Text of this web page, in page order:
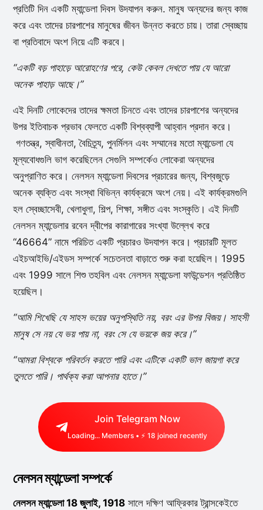
প্রতিটি দিন একটি ম্যান্ডেলা দিবস উদযাপন করুন. মানুষ অন্যদের জন্য কাজ
করে এবং তাদের চারপাশের মানুষের জীবন উন্নত করতে চায়। তারা স্বেচ্ছায়
বা প্রতিবাদে অংশ নিয়ে এটি করবে।
“একটি বড় পাহাড়ে আরোহণের পরে, কেউ কেবল দেখতে পায় যে আরো
অনেক পাহাড় আছে।”
এই দিনটি লোকেদের তাদের ক্ষমতা চিনতে এবং তাদের চারপাশের অন্যদের
উপর ইতিবাচক প্রভাব ফেলতে একটি বিশ্বব্যাপী আহ্বান প্রদান করে।
গণতন্ত্র, স্বাধীনতা, বৈচিত্র্য, পুনর্মিলন এবং সম্মানের মতো ম্যান্ডেলা যে
মূল্যবোধগুলি ভাগ করেছিলেন সেগুলি সম্পর্কেও লোকেরা অন্যদের
অনুপ্রাণিত করে। নেলসন ম্যান্ডেলা দিবসের প্রচারের জন্য, বিশ্বজুড়ে
অনেক ব্যক্তি এবং সংস্থা বিভিন্ন কার্যক্রমে অংশ নেয়। এই কার্যক্রমগুলি
হল স্বেচ্ছাসেবী, খেলাধুলা, শিল্প, শিক্ষা, সঙ্গীত এবং সংস্কৃতি। এই দিনটি
নেলসন ম্যান্ডেলার রবেন দ্বীপের কারাগারের সংখ্যা উল্লেখ করে
“46664” নামে পরিচিত একটি প্রচারও উদযাপন করে। প্রচারটি মূলত
এইচআইভি/এইডস সম্পর্কে সচেতনতা বাড়াতে শুরু করা হয়েছিল। 1995
এবং 1999 সালে শিশু তহবিল এবং নেলসন ম্যান্ডেলা ফাউন্ডেশন প্রতিষ্ঠিত
হয়েছিল।
“আমি শিখেছি যে সাহস ভয়ের অনুপস্থিতি নয়, বরং এর উপর বিজয়। সাহসী
মানুষ সে নয় যে ভয় পায় না, বরং সে যে ভয়কে জয় করে।”
“আমরা বিশ্বকে পরিবর্তন করতে পারি এবং এটিকে একটি ভাল জায়গা করে
তুলতে পারি। পার্থক্য করা আপনার হাতে।”
Join Telegram Now
Loading... Members • ⚡ 18 joined recently
নেলসন ম্যান্ডেলা সম্পর্কে
নেলসন ম্যান্ডেলা 18 জুলাই, 1918সালে দক্ষিণ আফ্রিকার ট্রান্সকেইতে